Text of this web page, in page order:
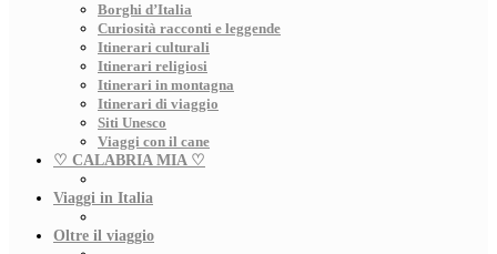
Borghi d’Italia
Curiosità racconti e leggende
Itinerari culturali
Itinerari religiosi
Itinerari in montagna
Itinerari di viaggio
Siti Unesco
Viaggi con il cane
♡ CALABRIA MIA ♡
Viaggi in Italia
Oltre il viaggio